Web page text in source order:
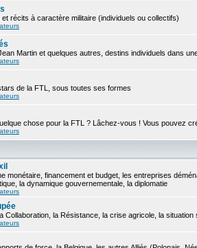
récits à caractère militaire (individuels ou collectifs)
Martin et quelques autres, destins individuels dans
de la FTL, sous toutes ses formes
chose pour la FTL ? Lâchez-vous ! Vous pouvez
monétaire, financement et budget, les entreprises
la dynamique gouvernementale, la diplomatie
Collaboration, la Résistance, la crise agricole, la